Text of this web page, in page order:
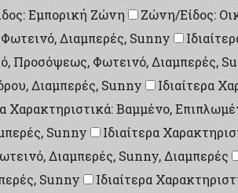
Εμπορική Ζώνη Ζώνη/Είδος:
Διαμπερές, Sunny
Προσόψεως, Φωτεινό, Διαμπερές,
Διαμπερές, Sunny Ιδιαίτερα
Χαρακτηριστικά: Βαμμένο,
Sunny
Ιδιαίτερα
Διαμπερές, Sunny, Διαμπερές
Sunny
Ιδιαίτερα